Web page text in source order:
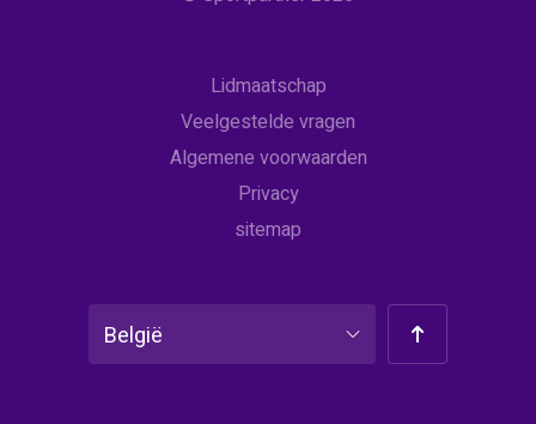
Lidmaatschap
Veelgestelde vragen
Algemene voorwaarden
Privacy
sitemap